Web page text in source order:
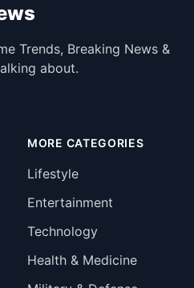
Trends, Breaking News &
about.
MORE CATEGORIES
Lifestyle
Entertainment
Technology
Health & Medicine